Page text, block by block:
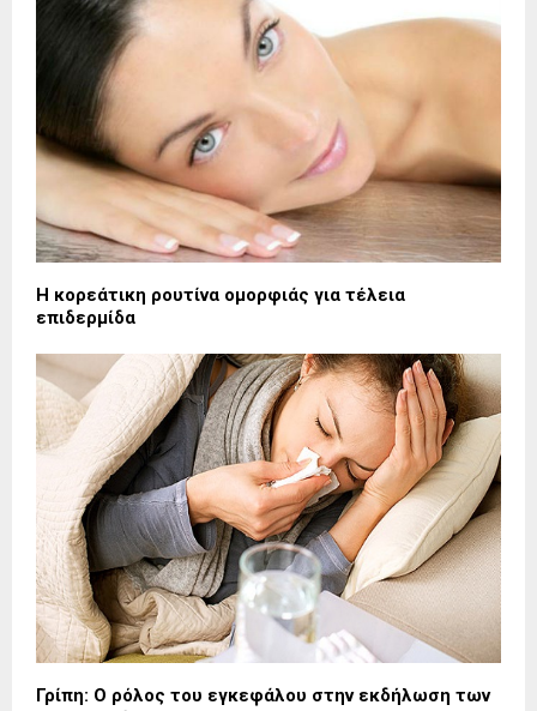
Η κορεάτικη ρουτίνα ομορφιάς για τέλεια
επιδερμίδα
Γρίπη: Ο ρόλος του εγκεφάλου στην εκδήλωση των